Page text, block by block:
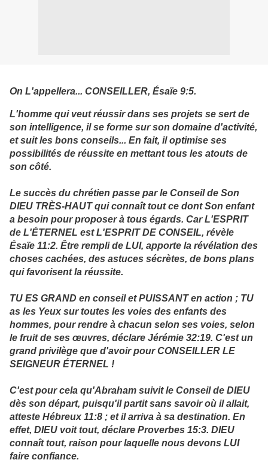
On L'appellera... CONSEILLER, Ésaïe 9:5.
L'homme qui veut réussir dans ses projets se sert de
son intelligence, il se forme sur son domaine d'activité,
et suit les bons conseils... En fait, il optimise ses
possibilités de réussite en mettant tous les atouts de
son côté.
Le succès du chrétien passe par le Conseil de Son
DIEU TRÈS-HAUT qui connaît tout ce dont Son enfant
a besoin pour proposer à tous égards. Car L'ESPRIT
de L'ÉTERNEL est L'ESPRIT DE CONSEIL, révèle
Ésaïe 11:2. Être rempli de LUI, apporte la révélation des
choses cachées, des astuces sécrètes, de bons plans
qui favorisent la réussite.
TU ES GRAND en conseil et PUISSANT en action ; TU
as les Yeux sur toutes les voies des enfants des
hommes, pour rendre à chacun selon ses voies, selon
le fruit de ses œuvres, déclare Jérémie 32:19. C'est un
grand privilège que d'avoir pour CONSEILLER LE
SEIGNEUR ÉTERNEL !
C'est pour cela qu'Abraham suivit le Conseil de DIEU
dès son départ, puisqu'il partit sans savoir où il allait,
atteste Hébreux 11:8 ; et il arriva à sa destination. En
effet, DIEU voit tout, déclare Proverbes 15:3. DIEU
connaît tout, raison pour laquelle nous devons LUI
faire confiance.